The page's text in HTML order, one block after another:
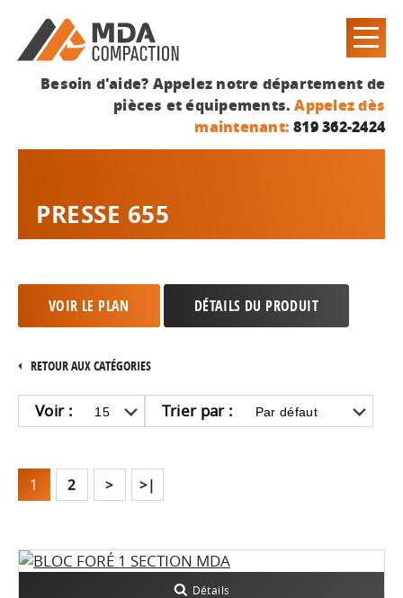
Besoin d'aide? Appelez notre département de
pièces et équipements.Appelez dès
maintenant: 819 362-2424
PRESSE 655
VOIR LE PLAN DÉTAILS DU PRODUIT
RETOUR AUX CATÉGORIES
Trier par :
Voir :
1 2 > >|
Détails